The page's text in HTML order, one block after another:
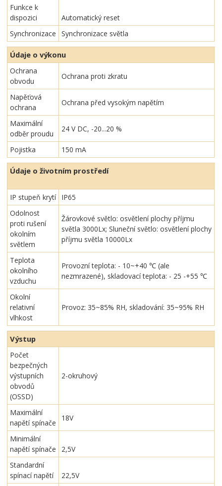
Funkce k
dispozici
Automatický reset
Synchronizace
Synchronizace světla
Údaje o výkonu
Ochrana
obvodu
Ochrana proti zkratu
Napěťová
ochrana
Ochrana před vysokým napětím
Maximální
odběr proudu
24 V DC, -20...20 %
Pojistka 150 mA
Údaje o životním prostředí
IP stupeň krytí
IP65
Odolnost
proti rušení
okolním
světlem
Žárovkové světlo: osvětlení plochy příjmu
světla 3000Lx; Sluneční světlo: osvětlení plochy
příjmu světla 10000Lx
Teplota
okolního
vzduchu
Provozní teplota: - 10~+40 ℃ (ale
nezmrazené), skladovací teplota: - 25 -+55 ℃
Okolní
relativní
vlhkost
Provoz: 35~85% RH, skladování: 35~95% RH
Výstup
Počet
bezpečných
výstupních
obvodů
(OSSD)
2-okruhový
Maximální
napětí spínače
18V
Minimální
napětí spínače
2,5V
Standardní
spínací napětí
22,5V